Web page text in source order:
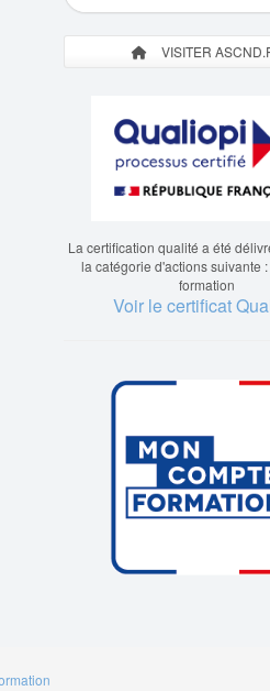
VISITER
La certification qualité a été
la catégorie d'actions suivante
formation
Voir le certificat